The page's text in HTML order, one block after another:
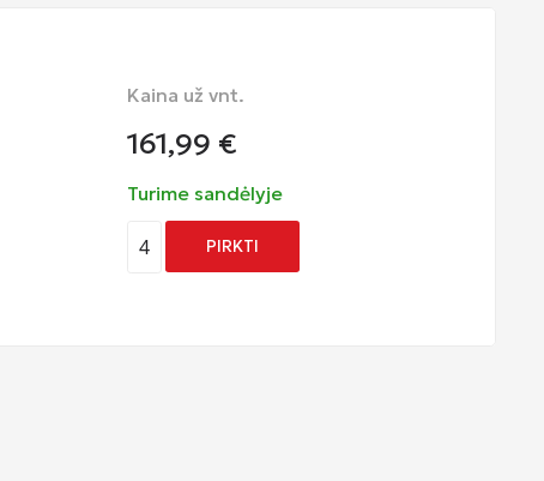
Kaina už vnt.
161,99 €
Turime sandėlyje
4 PIRKTI